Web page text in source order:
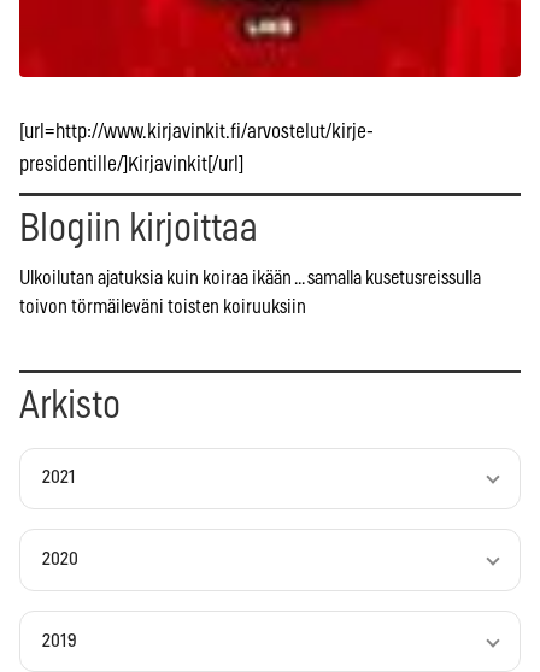
[url=http://www.kirjavinkit.fi/arvostelut/kirje-
presidentille/]Kirjavinkit[/url]
Blogiin kirjoittaa
Ulkoilutan ajatuksia kuin koiraa ikään ... samalla kusetusreissulla
toivon törmäileväni toisten koiruuksiin
Arkisto
2021
2020
2019